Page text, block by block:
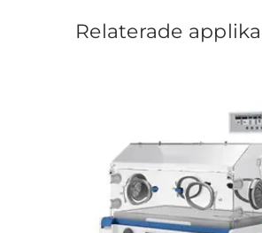
Relaterade